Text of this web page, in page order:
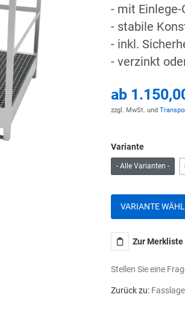
- mit
- stabile
- inkl.
- verzinkt
ab
zzgl. MwSt. und
Variante
- Alle Varianten -
VARIANTE
Zur
Stellen Sie eine
Zurück zu: